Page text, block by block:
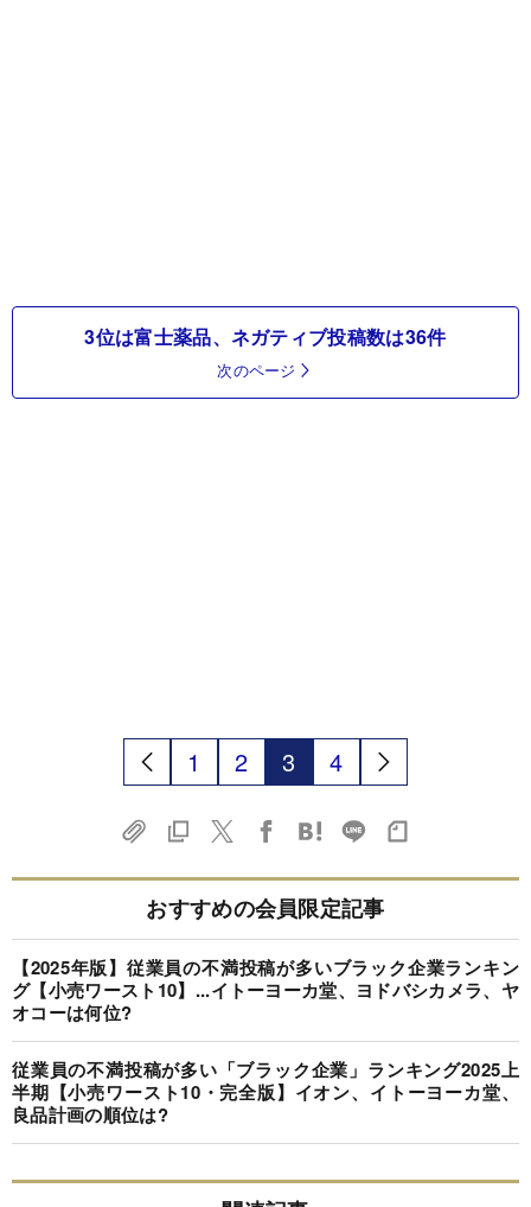
3位は富士薬品、ネガティブ投稿数は36件
次のページ
1 2 3 4
おすすめの会員限定記事
【2025年版】従業員の不満投稿が多いブラック企業ランキン
グ【小売ワースト10】...イトーヨーカ堂、ヨドバシカメラ、ヤ
オコーは何位?
従業員の不満投稿が多い「ブラック企業」ランキング2025上
半期【小売ワースト10・完全版】イオン、イトーヨーカ堂、
良品計画の順位は?